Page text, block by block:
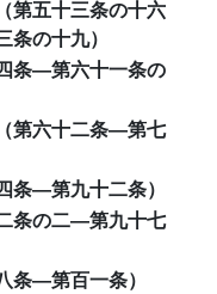
第五十三条の十六
の十九）
条―第六十一条の
第六十二条―第七
条―第九十二条）
条の二―第九十七
条―第百一条）